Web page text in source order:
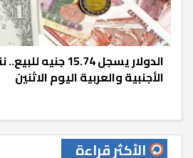
الدولار يسجل 15.74
الأجنبية والعربية اليوم الاثنين
الأكثر قراءة